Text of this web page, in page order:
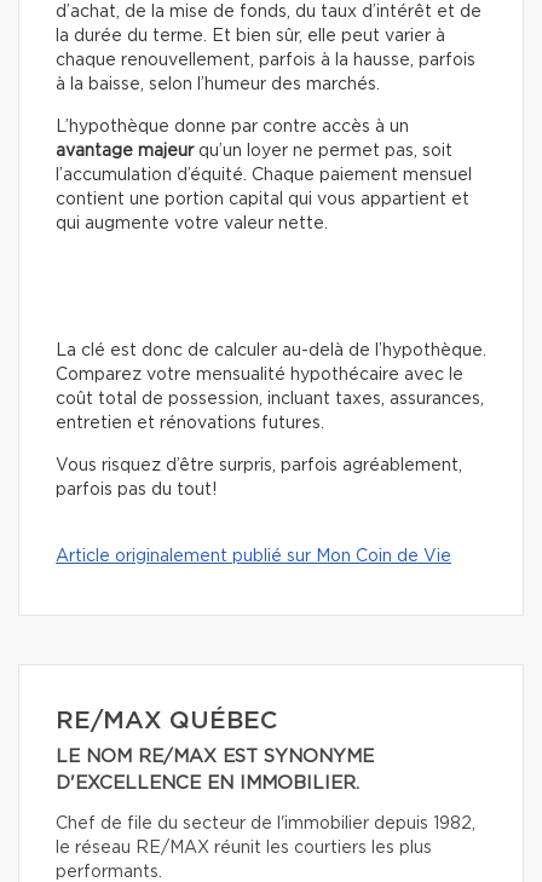
d’achat, de la mise de fonds, du taux d’intérêt et de
la durée du terme. Et bien sûr, elle peut varier à
chaque renouvellement, parfois à la hausse, parfois
à la baisse, selon l’humeur des marchés.
L’hypothèque donne par contre accès à un
avantage majeurqu’un loyer ne permet pas, soit
l’accumulation d’équité. Chaque paiement mensuel
contient une portion capital qui vous appartient et
qui augmente votre valeur nette.
La clé est donc de calculer au-delà de l’hypothèque.
Comparez votre mensualité hypothécaire avec le
coût total de possession, incluant taxes, assurances,
entretien et rénovations futures.
Vous risquez d’être surpris, parfois agréablement,
parfois pas du tout!
Article originalement publié sur Mon Coin de Vie
RE/MAX QUÉBEC
LE NOM RE/MAX EST SYNONYME
D'EXCELLENCE EN IMMOBILIER.
Chef de file du secteur de l'immobilier depuis 1982,
le réseau RE/MAX réunit les courtiers les plus
performants.